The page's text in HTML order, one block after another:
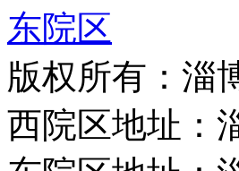
东院区
版权所有：淄
西院区地址：